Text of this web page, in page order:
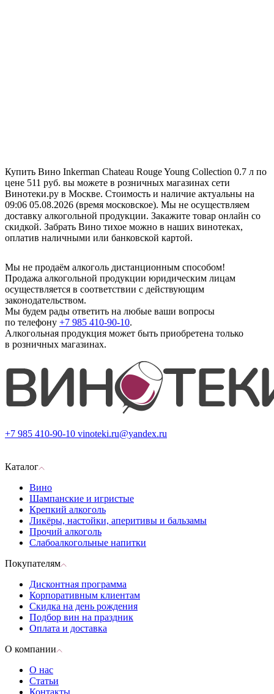
Купить Вино Inkerman Chateau Rouge Young Collection 0.7 л по
цене 511 руб. вы можете в розничных магазинах сети
Винотеки.ру в Москве. Стоимость и наличие актуальны на
09:06 05.08.2026 (время московское). Мы не осуществляем
доставку алкогольной продукции. Закажите товар онлайн со
скидкой. Забрать Вино тихое можно в наших винотеках,
оплатив наличными или банковской картой.
Мы не продаём алкоголь дистанционным способом!
Продажа алкогольной продукции юридическим лицам
осуществляется в соответствии с действующим
законодательством.
Мы будем рады ответить на любые ваши вопросы
по телефону +7 985 410-90-10.
Алкогольная продукция может быть приобретена только
в розничных магазинах.
+7 985 410-90-10 vinoteki.ru@yandex.ru
Каталог
Вино
Шампанские и игристые
Крепкий алкоголь
Ликёры, настойки, аперитивы и бальзамы
Прочий алкоголь
Слабоалкогольные напитки
Покупателям
Дисконтная программа
Корпоративным клиентам
Скидка на день рождения
Подбор вин на праздник
Оплата и доставка
О компании
О нас
Статьи
Контакты